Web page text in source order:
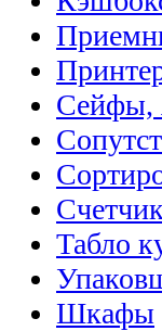
Сейфы,
Табло
Шкафы